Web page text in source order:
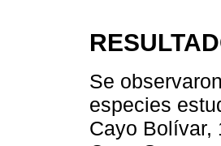
Se
especies
Cayo Bolívar,